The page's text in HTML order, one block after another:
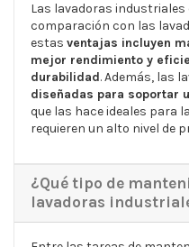
Las lavadoras
comparación con las
estas ventajas incluyen
mejor rendimiento y
durabilidad. Además, las
diseñadas para soportar
que las hace ideales para
requieren un alto nivel de
¿Qué tipo de
lavadoras